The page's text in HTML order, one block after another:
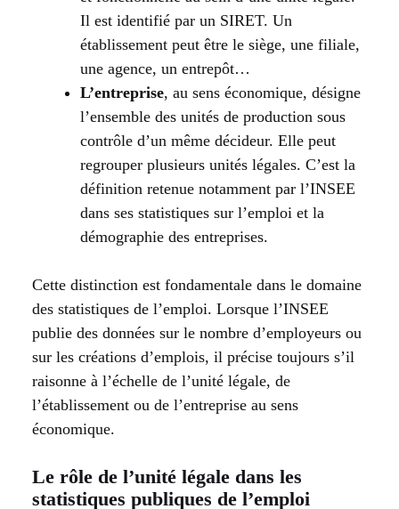
Il est identifié par un SIRET. Un
établissement peut être le siège, une filiale,
une agence, un entrepôt…
L’entreprise, au sens économique, désigne
l’ensemble des unités de production sous
contrôle d’un même décideur. Elle peut
regrouper plusieurs unités légales. C’est la
définition retenue notamment par l’INSEE
dans ses statistiques sur l’emploi et la
démographie des entreprises.
Cette distinction est fondamentale dans le domaine
des statistiques de l’emploi. Lorsque l’INSEE
publie des données sur le nombre d’employeurs ou
sur les créations d’emplois, il précise toujours s’il
raisonne à l’échelle de l’unité légale, de
l’établissement ou de l’entreprise au sens
économique.
Le rôle de l’unité légale dans les
statistiques publiques de l’emploi